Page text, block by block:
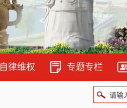
自律维权 专题专栏